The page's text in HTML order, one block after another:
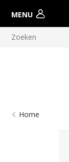
MENU
Home